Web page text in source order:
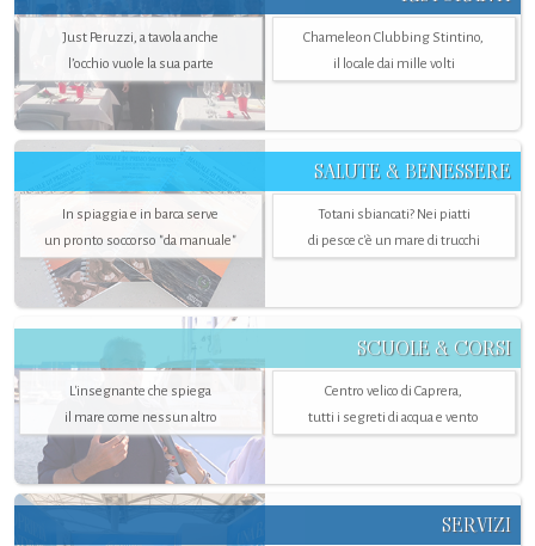
Just Peruzzi, a tavola anche
l’occhio vuole la sua parte
Chameleon Clubbing Stintino,
il locale dai mille volti
SALUTE & BENESSERE
In spiaggia e in barca serve
un pronto soccorso "da manuale"
Totani sbiancati? Nei piatti
di pesce c'è un mare di trucchi
SCUOLE & CORSI
L'insegnante che spiega
il mare come nessun altro
Centro velico di Caprera,
tutti i segreti di acqua e vento
SERVIZI